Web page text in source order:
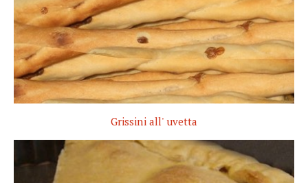
Grissini all' uvetta